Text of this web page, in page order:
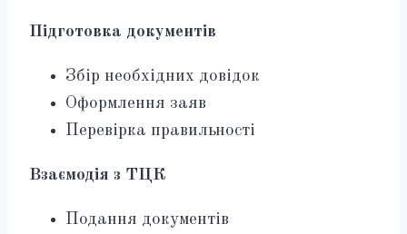
Підготовка документів
Збір необхідних довідок
Оформлення заяв
Перевірка правильності
Взаємодія з ТЦК
Подання документів